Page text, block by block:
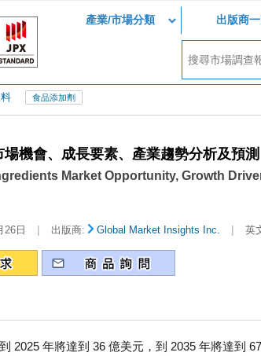
產業/市場分類 出版商
食品添加劑
機會、成長要素、產業趨勢分析及預測
Market Opportunity, Growth
26日 | 出版商: Global Market Insights Inc. | 英
2025 年將達到 36 億美元，到 2035 年將達到